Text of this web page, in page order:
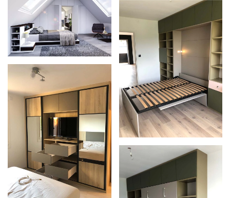
Zoom
Zoom
Zoom